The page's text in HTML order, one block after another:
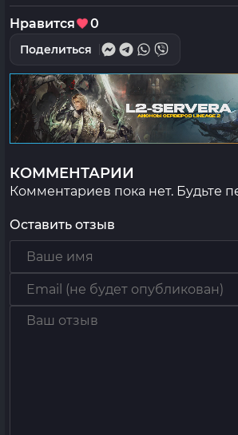
Нравится 0
Поделиться
КОММЕНТАРИИ
Комментариев пока нет. Будьте
Оставить отзыв